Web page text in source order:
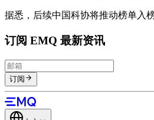
据悉，后续中国科协将推动榜单入
订阅 EMQ 最新资讯
订阅